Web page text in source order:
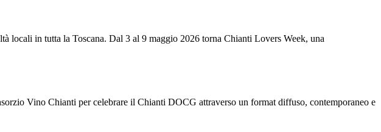
locali in tutta la Toscana. Dal 3 al 9 maggio 2026 torna Chianti Lovers Week, una
Vino Chianti per celebrare il Chianti DOCG attraverso un format diffuso, contemporaneo e